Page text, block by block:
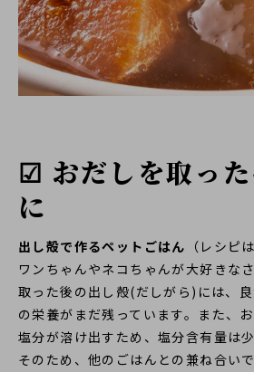
☑ おだしを取った
に
出し殻で作るペットごはん （レシピは
ワンちゃんやネコちゃんが大好きな
取った後の出し殻(だしがら)には、
の栄養がまだ残っています。また、
塩分が溶け出すため、塩分含有量は
そのため、他のごはんとの兼ね合い